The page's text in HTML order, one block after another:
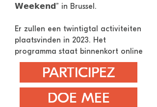
𝗪𝗲𝗲𝗸𝗲𝗻𝗱” in Brussel.
Er zullen een twintigtal activiteiten
plaatsvinden in 2023. Het
programma staat binnenkort online
PARTICIPEZ
DOE MEE